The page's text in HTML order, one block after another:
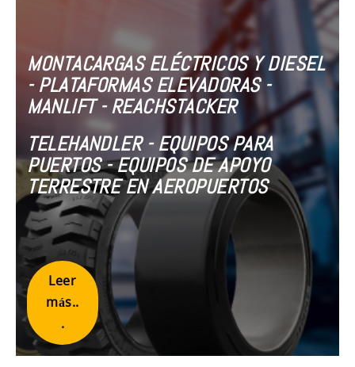
MONTACARGAS ELÉCTRICOS Y DIESEL
- PLATAFORMAS ELEVADORAS -
MANLIFT - REACHSTACKER
TELEHANDLER - EQUIPOS PARA
PUERTOS - EQUIPOS DE APOYO
TERRESTRE EN AEROPUERTOS
Leer
más..
.